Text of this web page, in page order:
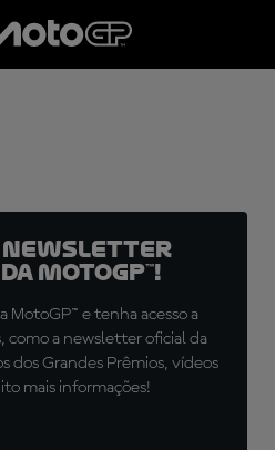
newsletter
MotoGP™!
MotoGP™ e tenha acesso a
como a newsletter oficial da
dos Grandes Prêmios, vídeos
mais informações!